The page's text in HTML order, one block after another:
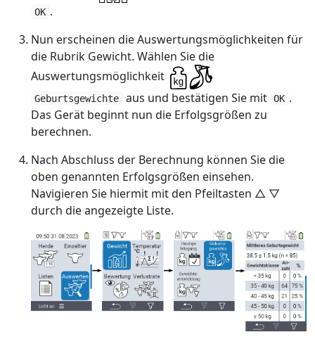
OK .
Nun erscheinen die Auswertungsmöglichkeiten für
die Rubrik Gewicht. Wählen Sie die
Auswertungsmöglichkeit
Geburtsgewichte aus und bestätigen Sie mit OK .
Das Gerät beginnt nun die Erfolgsgrößen zu
berechnen.
Nach Abschluss der Berechnung können Sie die
oben genannten Erfolgsgrößen einsehen.
Navigieren Sie hiermit mit den Pfeiltasten △ ▽
durch die angezeigte Liste.